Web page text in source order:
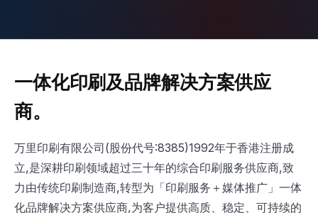
一体化印刷及品牌解决方案供应
商。
万里印刷有限公司(股份代号:8385)1992年于香港注册成
立,是深耕印刷领域超过三十年的综合印刷服务供应商,致
力由传统印刷制造商,转型为「印刷服务＋媒体推广」一体
化品牌解决方案供应商,为客户提供高质、稳定、可持续的